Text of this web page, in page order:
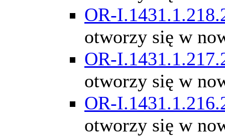
OR-
otworzy się w
OR-
otworzy się w
OR-
otworzy się w